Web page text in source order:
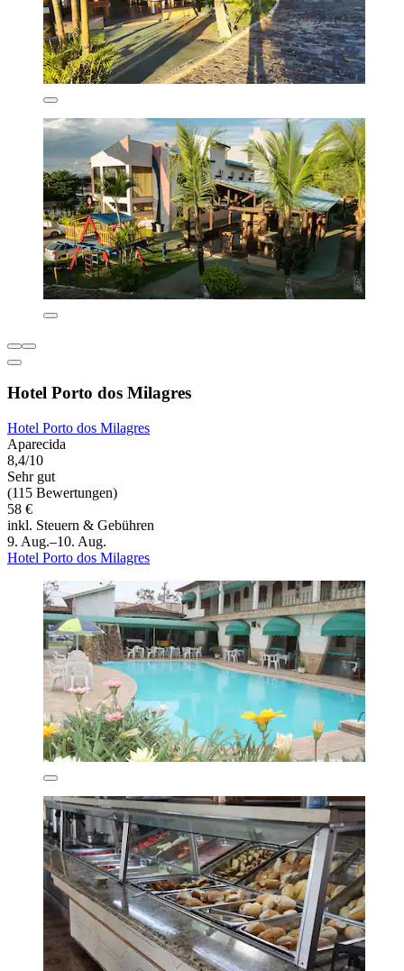
Hotel Porto dos Milagres
Hotel Porto dos Milagres
Aparecida
8,4/10
Sehr gut
(115 Bewertungen)
58 €
inkl. Steuern & Gebühren
9. Aug.–10. Aug.
Hotel Porto dos Milagres